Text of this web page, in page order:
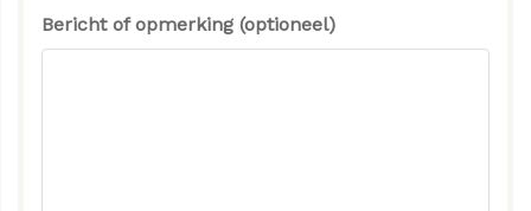
Bericht of opmerking (optioneel)